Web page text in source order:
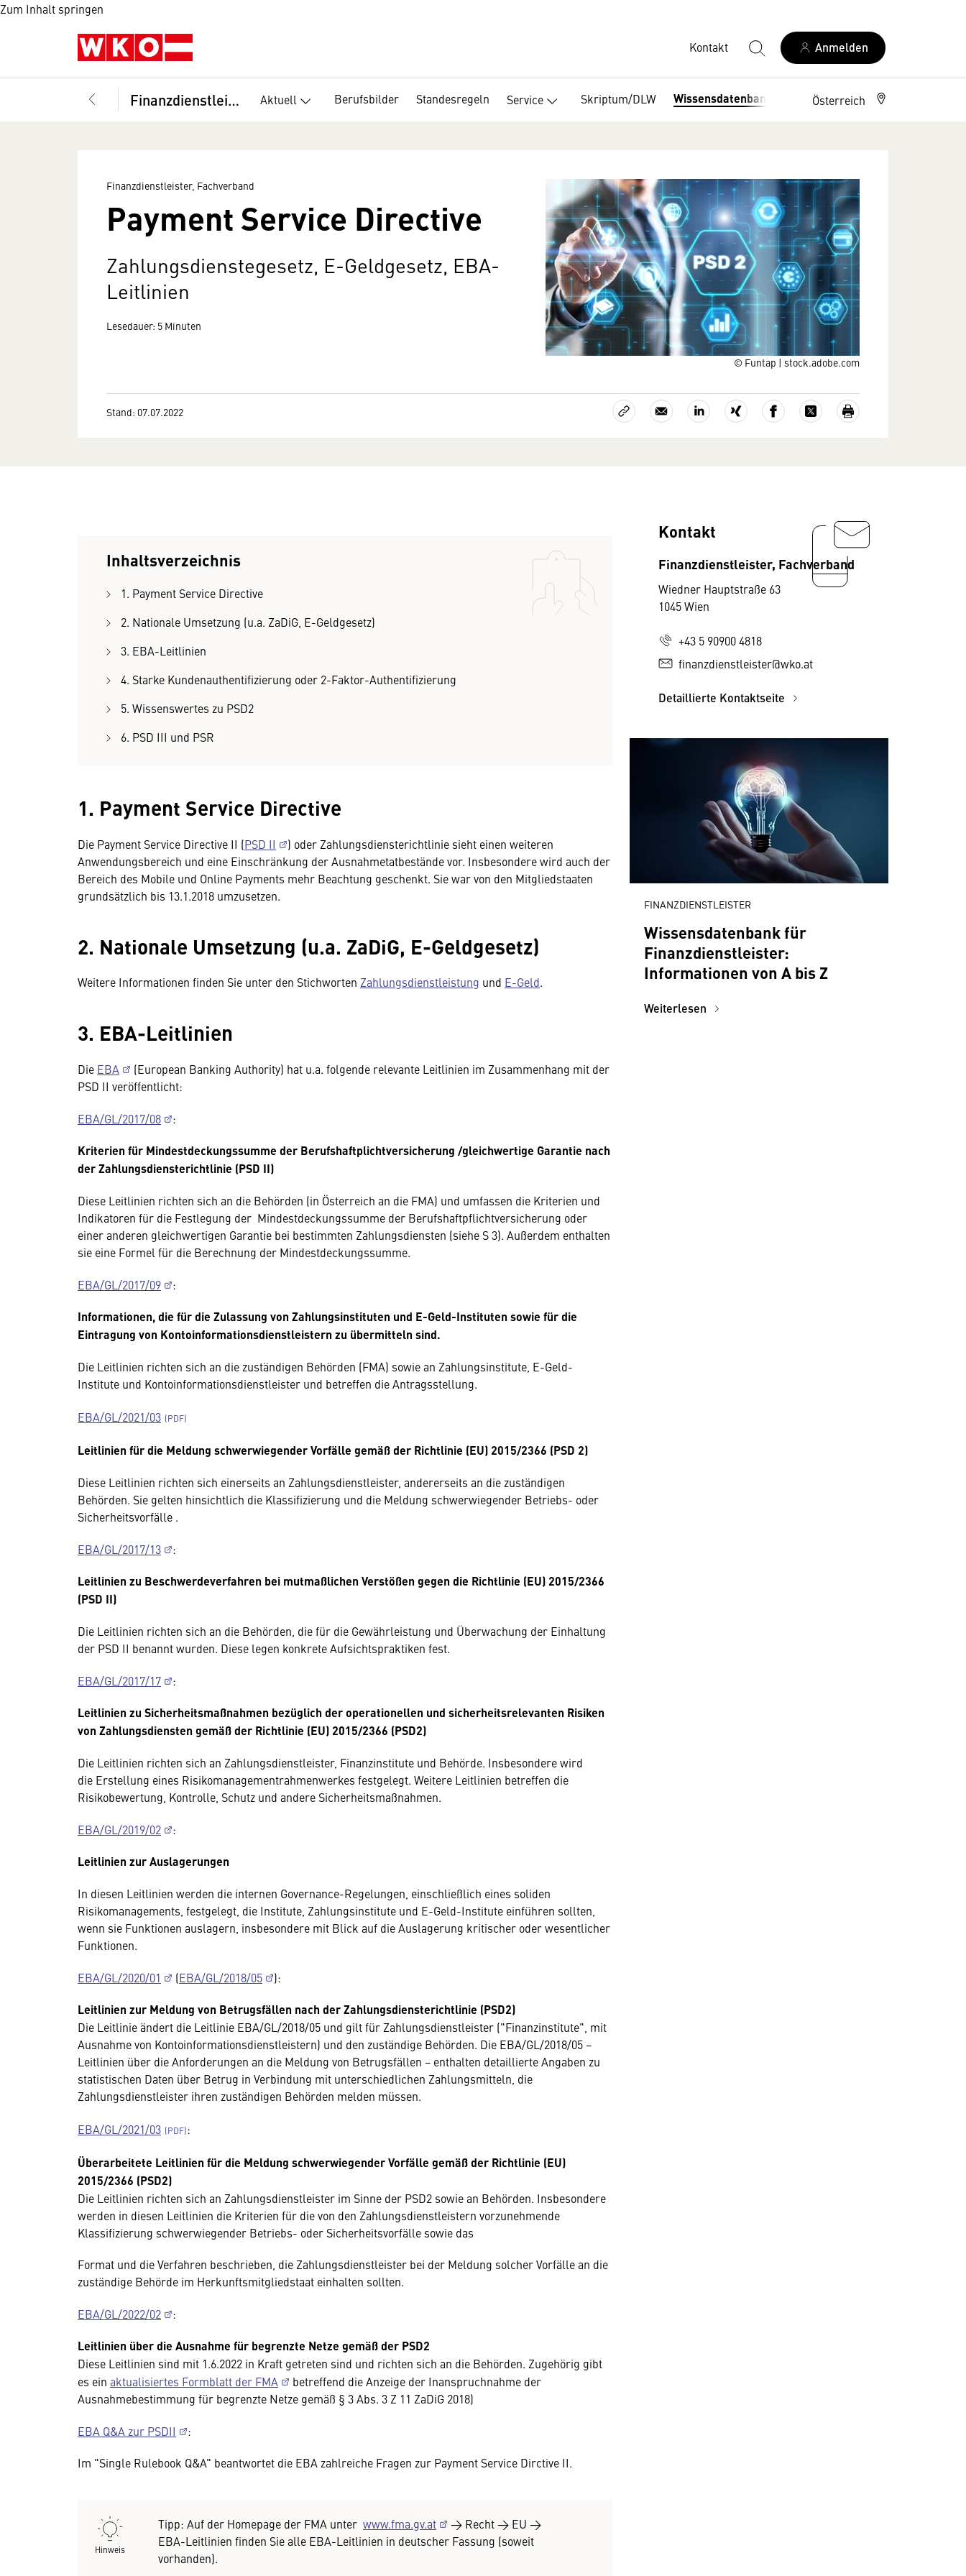
Zum Inhalt springen
Kontakt Anmelden
Finanzdienstleister, Fachverband Aktuell Berufsbilder Standesregeln Service Skriptum/DLW Wissensdatenbank Österreich
© Funtap | stock.adobe.com
Finanzdienstleister, Fachverband
Payment Service Directive
Zahlungsdienstegesetz, E-Geldgesetz, EBA-
Leitlinien
Lesedauer: 5 Minuten
Stand: 07.07.2022
Inhaltsverzeichnis
1. Payment Service Directive
2. Nationale Umsetzung (u.a. ZaDiG, E-Geldgesetz)
3. EBA-Leitlinien
4. Starke Kundenauthentifizierung oder 2-Faktor-Authentifizierung
5. Wissenswertes zu PSD2
6. PSD III und PSR
1. Payment Service Directive
Die Payment Service Directive II (PSD II
) oder Zahlungsdiensterichtlinie sieht einen weiteren
Anwendungsbereich und eine Einschränkung der Ausnahmetatbestände vor. Insbesondere wird auch der
Bereich des Mobile und Online Payments mehr Beachtung geschenkt. Sie war von den Mitgliedstaaten
grundsätzlich bis 13.1.2018 umzusetzen.
2. Nationale Umsetzung (u.a. ZaDiG, E-Geldgesetz)
Weitere Informationen finden Sie unter den Stichworten Zahlungsdienstleistung und E-Geld.
3. EBA-Leitlinien
Die EBA
(European Banking Authority) hat u.a. folgende relevante Leitlinien im Zusammenhang mit der
PSD II veröffentlicht:
EBA/GL/2017/08 :
Kriterien für Mindestdeckungssumme der Berufshaftplichtversicherung /gleichwertige Garantie nach
der Zahlungsdiensterichtlinie (PSD II)
Diese Leitlinien richten sich an die Behörden (in Österreich an die FMA) und umfassen die Kriterien und
Indikatoren für die Festlegung der Mindestdeckungssumme der Berufshaftpflichtversicherung oder
einer anderen gleichwertigen Garantie bei bestimmten Zahlungsdiensten (siehe S 3). Außerdem enthalten
sie eine Formel für die Berechnung der Mindestdeckungssumme.
EBA/GL/2017/09 :
Informationen, die für die Zulassung von Zahlungsinstituten und E-Geld-Instituten sowie für die
Eintragung von Kontoinformationsdienstleistern zu übermitteln sind.
Die Leitlinien richten sich an die zuständigen Behörden (FMA) sowie an Zahlungsinstitute, E-Geld-
Institute und Kontoinformationsdienstleister und betreffen die Antragsstellung.
EBA/GL/2021/03
Leitlinien für die Meldung schwerwiegender Vorfälle gemäß der Richtlinie (EU) 2015/2366 (PSD 2)
Diese Leitlinien richten sich einerseits an Zahlungsdienstleister, andererseits an die zuständigen
Behörden. Sie gelten hinsichtlich die Klassifizierung und die Meldung schwerwiegender Betriebs- oder
Sicherheitsvorfälle .
EBA/GL/2017/13 :
Leitlinien zu Beschwerdeverfahren bei mutmaßlichen Verstößen gegen die Richtlinie (EU) 2015/2366
(PSD II)
Die Leitlinien richten sich an die Behörden, die für die Gewährleistung und Überwachung der Einhaltung
der PSD II benannt wurden. Diese legen konkrete Aufsichtspraktiken fest.
EBA/GL/2017/17 :
Leitlinien zu Sicherheitsmaßnahmen bezüglich der operationellen und sicherheitsrelevanten Risiken
von Zahlungsdiensten gemäß der Richtlinie (EU) 2015/2366 (PSD2)
Die Leitlinien richten sich an Zahlungsdienstleister, Finanzinstitute und Behörde. Insbesondere wird
die Erstellung eines Risikomanagementrahmenwerkes festgelegt. Weitere Leitlinien betreffen die
Risikobewertung, Kontrolle, Schutz und andere Sicherheitsmaßnahmen.
EBA/GL/2019/02 :
Leitlinien zur Auslagerungen
In diesen Leitlinien werden die internen Governance-Regelungen, einschließlich eines soliden
Risikomanagements, festgelegt, die Institute, Zahlungsinstitute und E-Geld-Institute einführen sollten,
wenn sie Funktionen auslagern, insbesondere mit Blick auf die Auslagerung kritischer oder wesentlicher
Funktionen.
EBA/GL/2020/01 (EBA/GL/2018/05 ):
Leitlinien zur Meldung von Betrugsfällen nach der Zahlungsdiensterichtlinie (PSD2)
Die Leitlinie ändert die Leitlinie EBA/GL/2018/05 und gilt für Zahlungsdienstleister ("Finanzinstitute", mit
Ausnahme von Kontoinformationsdienstleistern) und den zuständige Behörden. Die EBA/GL/2018/05 −
Leitlinien über die Anforderungen an die Meldung von Betrugsfällen − enthalten detaillierte Angaben zu
statistischen Daten über Betrug in Verbindung mit unterschiedlichen Zahlungsmitteln, die
Zahlungsdienstleister ihren zuständigen Behörden melden müssen.
EBA/GL/2021/03 :
Überarbeitete Leitlinien für die Meldung schwerwiegender Vorfälle gemäß der Richtlinie (EU)
2015/2366 (PSD2)
Die Leitlinien richten sich an Zahlungsdienstleister im Sinne der PSD2 sowie an Behörden. Insbesondere
werden in diesen Leitlinien die Kriterien für die von den Zahlungsdienstleistern vorzunehmende
Klassifizierung schwerwiegender Betriebs- oder Sicherheitsvorfälle sowie das
Format und die Verfahren beschrieben, die Zahlungsdienstleister bei der Meldung solcher Vorfälle an die
zuständige Behörde im Herkunftsmitgliedstaat einhalten sollten.
EBA/GL/2022/02 :
Leitlinien über die Ausnahme für begrenzte Netze gemäß der PSD2
Diese Leitlinien sind mit 1.6.2022 in Kraft getreten sind und richten sich an die Behörden. Zugehörig gibt
es ein aktualisiertes Formblatt der FMA
betreffend die Anzeige der Inanspruchnahme der
Ausnahmebestimmung für begrenzte Netze gemäß § 3 Abs. 3 Z 11 ZaDiG 2018)
EBA Q&A zur PSDII
:
Im "Single Rulebook Q&A" beantwortet die EBA zahlreiche Fragen zur Payment Service Dirctive II.
Hinweis
Tipp: Auf der Homepage der FMA unter www.fma.gv.at
→ Recht → EU →
EBA-Leitlinien finden Sie alle EBA-Leitlinien in deutscher Fassung (soweit
vorhanden).
Kontakt
Finanzdienstleister, Fachverband
Wiedner Hauptstraße 63
1045 Wien
+43 5 90900 4818
finanzdienstleister@wko.at
Detaillierte Kontaktseite
FINANZDIENSTLEISTER
Wissensdatenbank für
Finanzdienstleister:
Informationen von A bis Z
Weiterlesen